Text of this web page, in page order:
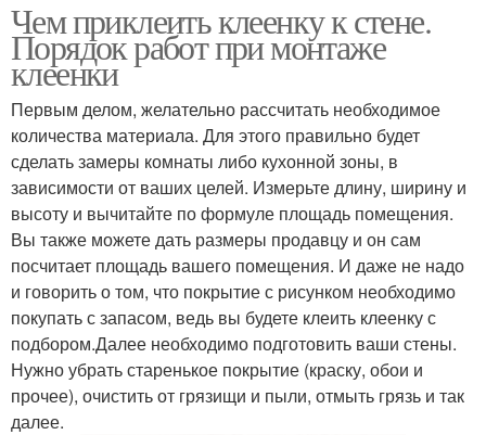
Чем приклеить клеенку к стене.
Порядок работ при монтаже
клеенки
Первым делом, желательно рассчитать необходимое
количества материала. Для этого правильно будет
сделать замеры комнаты либо кухонной зоны, в
зависимости от ваших целей. Измерьте длину, ширину и
высоту и вычитайте по формуле площадь помещения.
Вы также можете дать размеры продавцу и он сам
посчитает площадь вашего помещения. И даже не надо
и говорить о том, что покрытие с рисунком необходимо
покупать с запасом, ведь вы будете клеить клеенку с
подбором.Далее необходимо подготовить ваши стены.
Нужно убрать старенькое покрытие (краску, обои и
прочее), очистить от грязищи и пыли, отмыть грязь и так
далее.